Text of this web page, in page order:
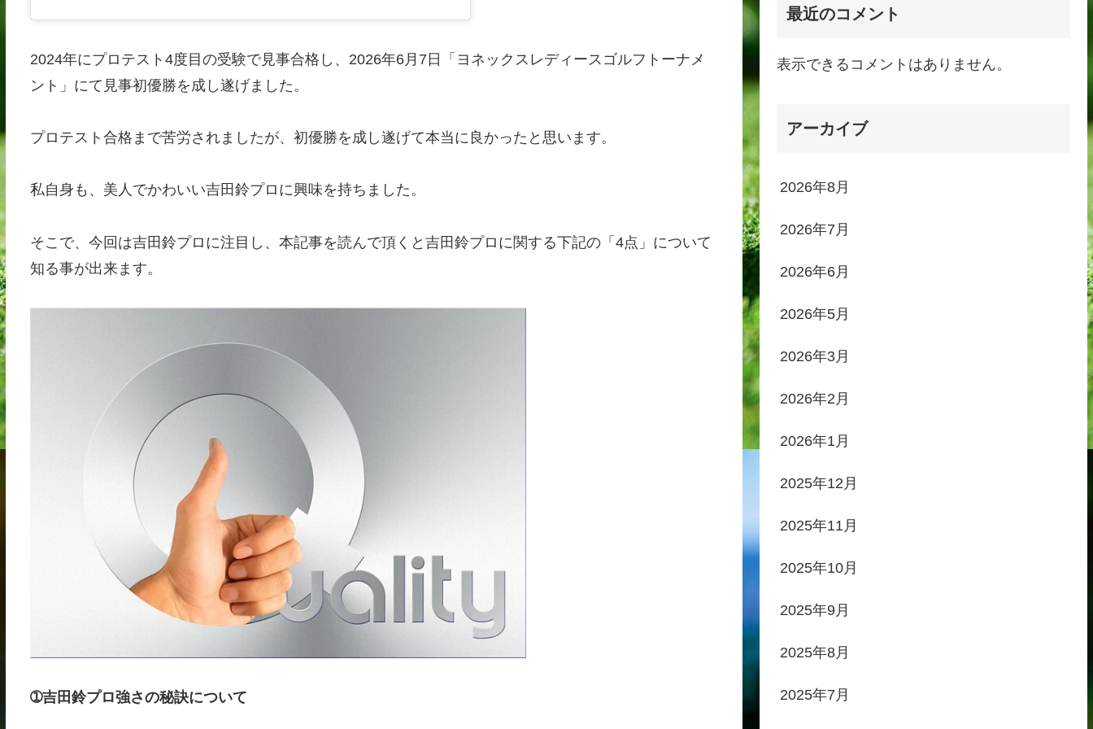
2024年にプロテスト4度目の受験で見事合格し、2026年6月7日「ヨネックスレディースゴルフトーナメ
ント」にて見事初優勝を成し遂げました。
プロテスト合格まで苦労されましたが、初優勝を成し遂げて本当に良かったと思います。
私自身も、美人でかわいい吉田鈴プロに興味を持ちました。
そこで、今回は吉田鈴プロに注目し、本記事を読んで頂くと吉田鈴プロに関する下記の「4点」について
知る事が出来ます。
➀吉田鈴プロ強さの秘訣について
最近のコメント
表示できるコメントはありません。
アーカイブ
2026年8月
2026年7月
2026年6月
2026年5月
2026年3月
2026年2月
2026年1月
2025年12月
2025年11月
2025年10月
2025年9月
2025年8月
2025年7月